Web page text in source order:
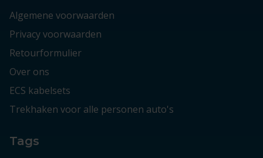
Algemene voorwaarden
Privacy voorwaarden
Retourformulier
Over ons
ECS kabelsets
Trekhaken voor alle personen auto's
Tags